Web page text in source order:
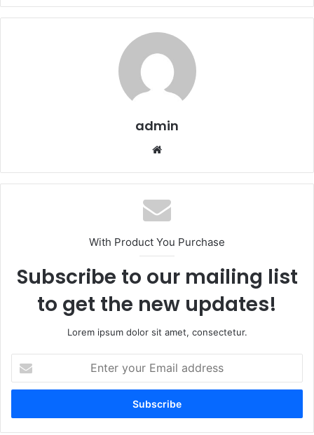
admin
With Product You Purchase
Subscribe to our mailing list
to get the new updates!
Lorem ipsum dolor sit amet, consectetur.
your
Email